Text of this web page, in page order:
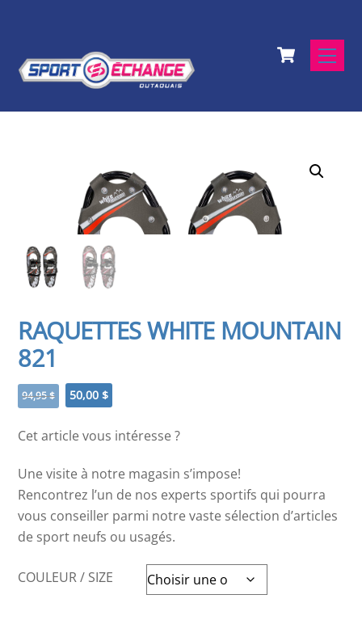
Cart
RAQUETTES WHITE MOUNTAIN
821
94,95$
Le
prix
initial
94,95 $.
50,00 $
prix
actuel
50,00 $.
Cet article vous intéresse ?
Une visite à notre magasin s’impose!
Rencontrez l’un de nos experts sportifs qui pourra
vous conseiller parmi notre vaste sélection d’articles
de sport neufs ou usagés.
COULEUR / SIZE